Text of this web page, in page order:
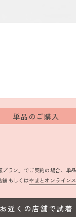
単品のご購入
ラン」でご契約の場合、単
舗もしくはやまとオンライン
お近くの店舗で試着